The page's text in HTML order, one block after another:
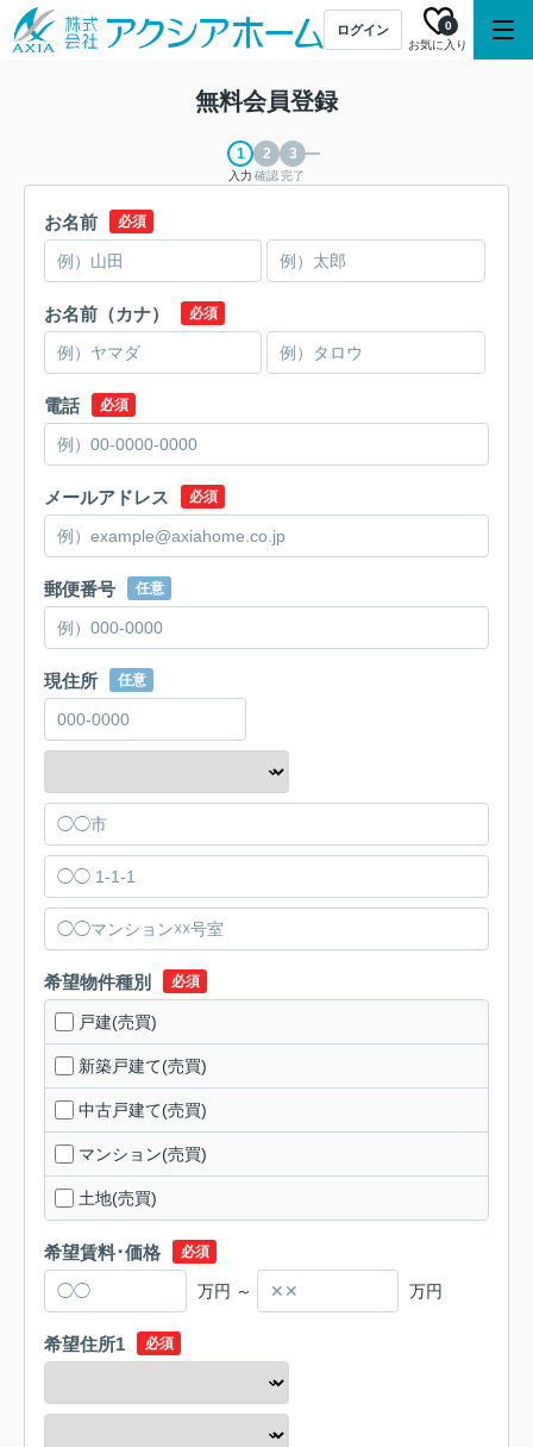
ログイン
お気に入り
0
無料会員登録
入力 確認完了
お名前 必須
お名前（カナ） 必須
電話 必須
メールアドレス 必須
郵便番号 任意
現住所 任意
希望物件種別 必須
戸建(売買)
新築戸建て(売買)
中古戸建て(売買)
マンション(売買)
土地(売買)
希望賃料･価格 必須
万円 ～ 万円
希望住所1 必須